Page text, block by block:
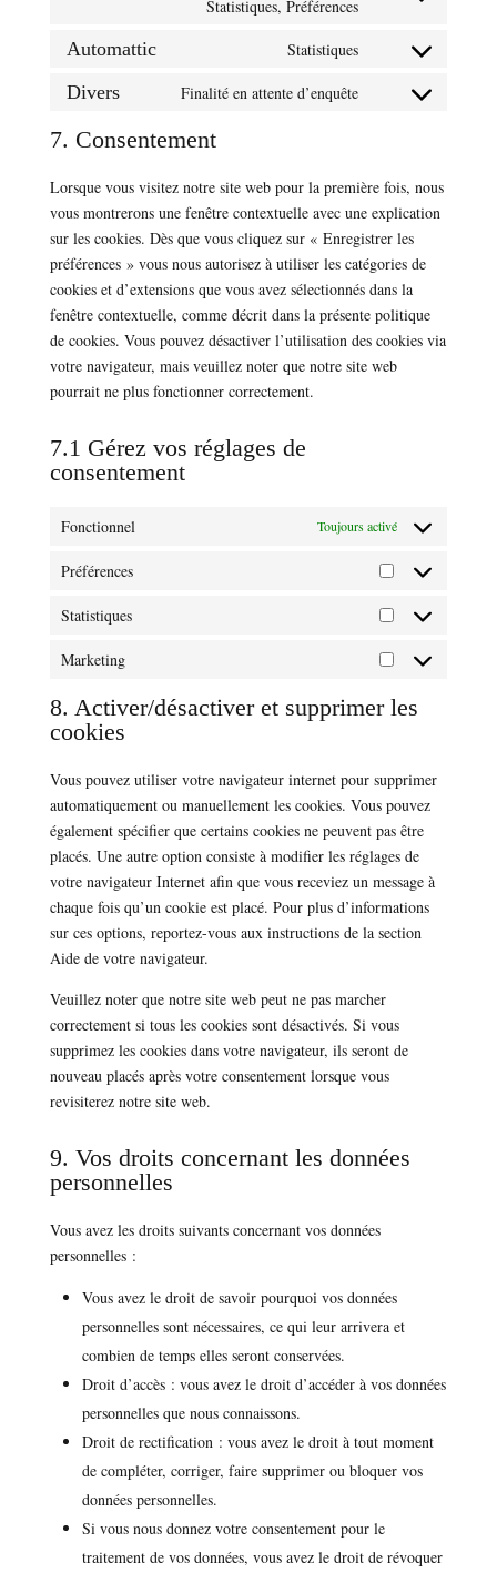
Statistiques, Préférences
Consent
service
Automattic Statistiques
Consent
Divers Finalité en attente d’enquête
Consent
divers
7. Consentement
Lorsque vous visitez notre site web pour la première fois, nous
vous montrerons une fenêtre contextuelle avec une explication
sur les cookies. Dès que vous cliquez sur « Enregistrer les
préférences » vous nous autorisez à utiliser les catégories de
cookies et d’extensions que vous avez sélectionnés dans la
fenêtre contextuelle, comme décrit dans la présente politique
de cookies. Vous pouvez désactiver l’utilisation des cookies via
votre navigateur, mais veuillez noter que notre site web
pourrait ne plus fonctionner correctement.
7.1 Gérez vos réglages de
consentement
Fonctionnel Toujours activé
Préférences
Préférences
Statistiques
Statistiques
Marketing
Marketing
8. Activer/désactiver et supprimer les
cookies
Vous pouvez utiliser votre navigateur internet pour supprimer
automatiquement ou manuellement les cookies. Vous pouvez
également spécifier que certains cookies ne peuvent pas être
placés. Une autre option consiste à modifier les réglages de
votre navigateur Internet afin que vous receviez un message à
chaque fois qu’un cookie est placé. Pour plus d’informations
sur ces options, reportez-vous aux instructions de la section
Aide de votre navigateur.
Veuillez noter que notre site web peut ne pas marcher
correctement si tous les cookies sont désactivés. Si vous
supprimez les cookies dans votre navigateur, ils seront de
nouveau placés après votre consentement lorsque vous
revisiterez notre site web.
9. Vos droits concernant les données
personnelles
Vous avez les droits suivants concernant vos données
personnelles :
Vous avez le droit de savoir pourquoi vos données
personnelles sont nécessaires, ce qui leur arrivera et
combien de temps elles seront conservées.
Droit d’accès : vous avez le droit d’accéder à vos données
personnelles que nous connaissons.
Droit de rectification : vous avez le droit à tout moment
de compléter, corriger, faire supprimer ou bloquer vos
données personnelles.
Si vous nous donnez votre consentement pour le
traitement de vos données, vous avez le droit de révoquer